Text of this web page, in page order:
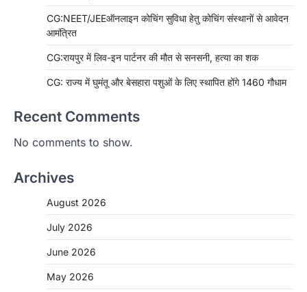
CG:NEET/JEEऑनलाइन कोचिंग सुविधा हेतु कोचिंग संस्थानों से आवेदन
आमंत्रित
CG:रायपुर में लिव-इन पार्टनर की मौत से सनसनी, हत्या का शक
CG: राज्य में घुमंतू और बेसहारा पशुओं के लिए स्थापित होंगे 1460 गौधाम
Recent Comments
No comments to show.
Archives
August 2026
July 2026
June 2026
May 2026